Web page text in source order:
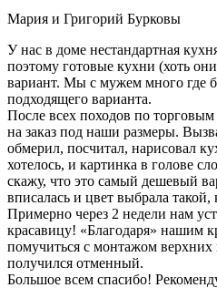
Мария и Григорий Бурковы
У нас в доме нестандартная
поэтому готовые кухни (хоть
вариант. Мы с мужем много где
подходящего варианта.
После всех походов по
на заказ под наши размеры.
обмерил, посчитал, нарисовал
хотелось, и картинка в голове
скажу, что это самый дешевый
вписалась и цвет выбрала такой,
Примерно через 2 недели нам
красавицу! «Благодаря» нашим
помучиться с монтажом верхних
получился отменный.
Большое всем спасибо!